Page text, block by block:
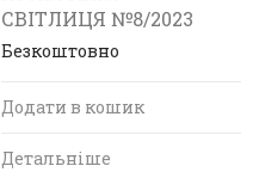
СВІТЛИЦЯ №8/2023
Безкоштовно
Додати в кошик
Детальніше